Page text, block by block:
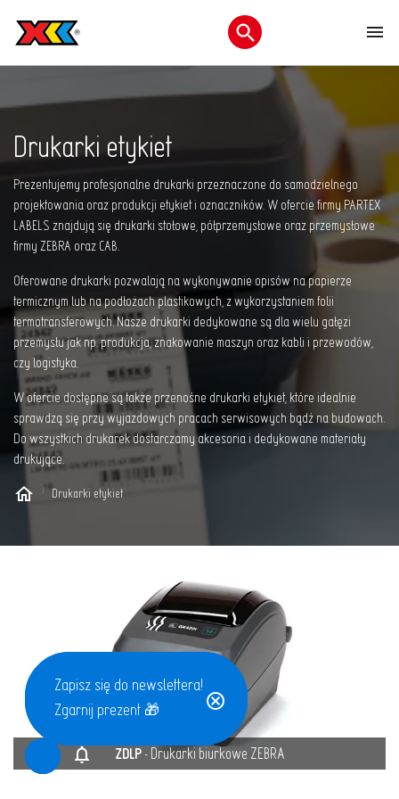
Otwórz menu
Drukarki etykiet
Prezentujemy profesjonalne drukarki przeznaczone do samodzielnego
projektowania oraz produkcji etykiet i oznaczników. W ofercie firmy PARTEX
LABELS znajdują się drukarki stołowe, półprzemysłowe oraz przemysłowe
firmy ZEBRA oraz CAB.
Oferowane drukarki pozwalają na wykonywanie opisów na papierze
termicznym lub na podłożach plastikowych, z wykorzystaniem folii
termotransferowych. Nasze drukarki dedykowane są dla wielu gałęzi
przemysłu jak np. produkcja, znakowanie maszyn oraz kabli i przewodów,
czy logistyka.
W ofercie dostępne są także przenośne drukarki etykiet, które idealnie
sprawdzą się przy wyjazdowych pracach serwisowych bądź na budowach.
Do wszystkich drukarek dostarczamy akcesoria i dedykowane materiały
drukujące.
Drukarki etykiet
ZDLP- Drukarki biurkowe ZEBRA
Zapisz się do newslettera,
wyślemy Tobie nasz katalog!
Zapisz się do newslettera!
Zgarnij prezent 🎁
notifications